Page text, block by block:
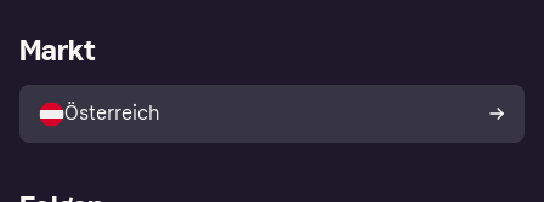
Shops entdecken
Händlerportal
Markt
Österreich